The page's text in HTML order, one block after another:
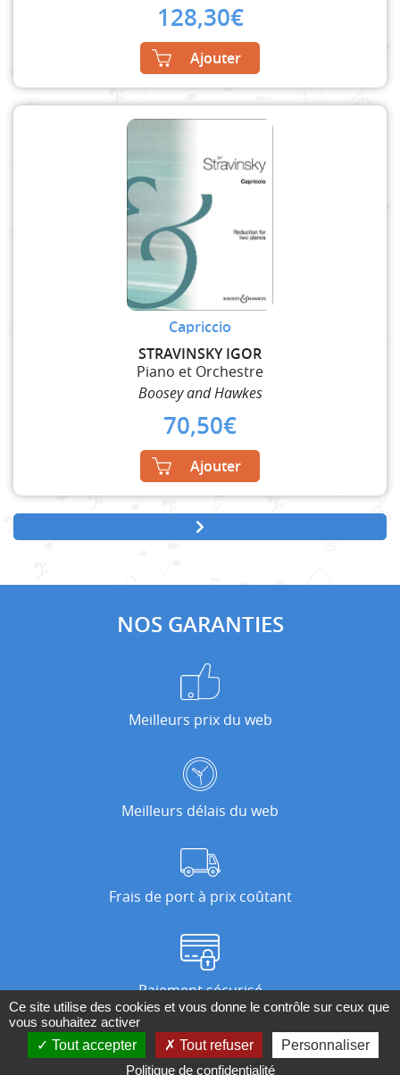
128,30€
Ajouter
Capriccio
STRAVINSKY IGOR
Piano et Orchestre
Boosey and Hawkes
70,50€
Ajouter
NOS GARANTIES
Meilleurs prix du web
Meilleurs délais du web
Frais de port à prix coûtant
Paiement sécurisé
Nos magasins
Ce site utilise des cookies et vous donne le contrôle sur ceux que
vous souhaitez activer
Tout accepter
Tout refuser
Personnaliser
Politique de confidentialité